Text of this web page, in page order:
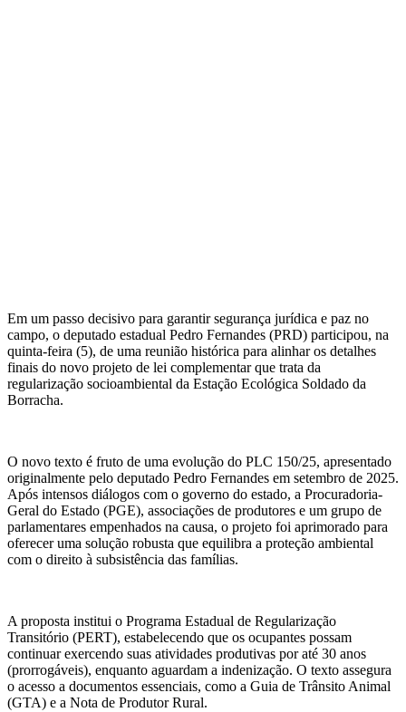
Em um passo decisivo para garantir segurança jurídica e paz no
campo, o deputado estadual Pedro Fernandes (PRD) participou, na
quinta-feira (5), de uma reunião histórica para alinhar os detalhes
finais do novo projeto de lei complementar que trata da
regularização socioambiental da Estação Ecológica Soldado da
Borracha.
O novo texto é fruto de uma evolução do PLC 150/25, apresentado
originalmente pelo deputado Pedro Fernandes em setembro de 2025.
Após intensos diálogos com o governo do estado, a Procuradoria-
Geral do Estado (PGE), associações de produtores e um grupo de
parlamentares empenhados na causa, o projeto foi aprimorado para
oferecer uma solução robusta que equilibra a proteção ambiental
com o direito à subsistência das famílias.
A proposta institui o Programa Estadual de Regularização
Transitório (PERT), estabelecendo que os ocupantes possam
continuar exercendo suas atividades produtivas por até 30 anos
(prorrogáveis), enquanto aguardam a indenização. O texto assegura
o acesso a documentos essenciais, como a Guia de Trânsito Animal
(GTA) e a Nota de Produtor Rural.